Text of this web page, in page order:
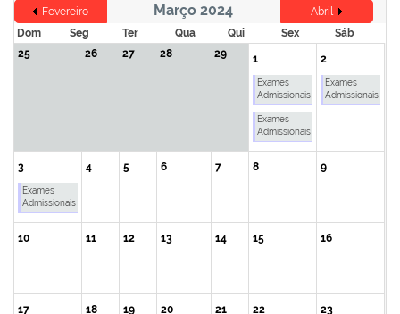
Fevereiro Março 2024
Abril
Dom
Seg Ter Qua Qui Sex
Sáb
25
26 27 28 29 1
Exames
Admissionais
Exames
Admissionais
2
Exames
Admissionais
3
Exames
Admissionais
4 5 6 7 8 9
10 11 12 13 14 15 16
17 18 19 20 21 22 23